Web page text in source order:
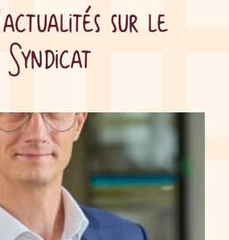
sur le
Syndicat